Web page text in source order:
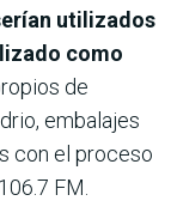
utilizados
como
de
embalajes
con el proceso
FM.